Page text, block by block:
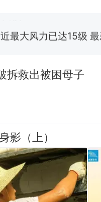
最大风力已达15级
拆救出被困母子
影（上）